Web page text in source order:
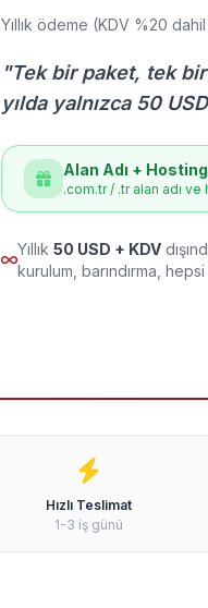
Yıllık ödeme (KDV %20
"Tek bir paket, tek
yılda yalnızca 50
Alan Adı +
.com.tr / .tr alan adı ve
Yıllık 50 USD + KDV
kurulum, barındırma,
Hızlı Teslimat
1-3 iş günü